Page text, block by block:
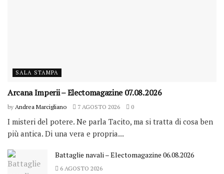
SALA STAMPA
Arcana Imperii – Electomagazine 07.08.2026
by Andrea Marcigliano 7 AGOSTO 2026 0
I misteri del potere. Ne parla Tacito, ma si tratta di cosa ben
più antica. Di una vera e propria...
Battaglie navali – Electomagazine 06.08.2026
6 AGOSTO 2026